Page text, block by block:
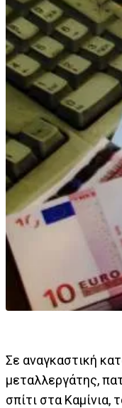
Σε αναγκαστική
μεταλλεργάτης,
σπίτι στα Καμίνια,